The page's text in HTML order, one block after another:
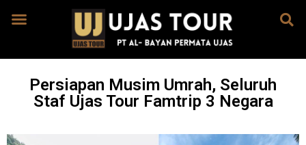
Persiapan Musim Umrah, Seluruh
Staf Ujas Tour Famtrip 3 Negara